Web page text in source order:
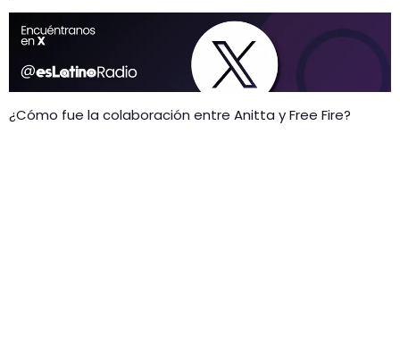
¿Cómo fue la colaboración entre Anitta y Free Fire?